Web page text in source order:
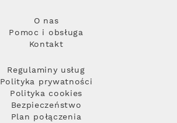
O nas
Pomoc i obsługa
Kontakt
Regulaminy usług
Polityka prywatności
Polityka cookies
Bezpieczeństwo
Plan połączenia